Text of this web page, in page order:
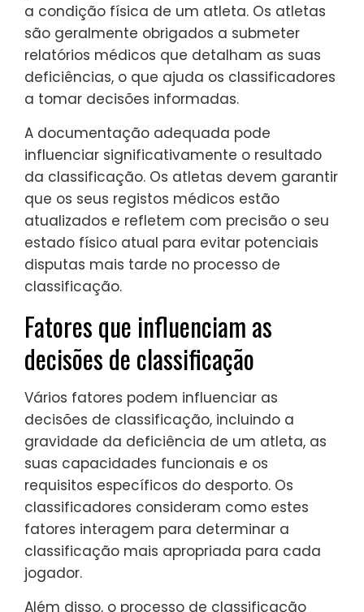
a condição física de um atleta. Os atletas
são geralmente obrigados a submeter
relatórios médicos que detalham as suas
deficiências, o que ajuda os classificadores
a tomar decisões informadas.
A documentação adequada pode
influenciar significativamente o resultado
da classificação. Os atletas devem garantir
que os seus registos médicos estão
atualizados e refletem com precisão o seu
estado físico atual para evitar potenciais
disputas mais tarde no processo de
classificação.
Fatores que influenciam as
decisões de classificação
Vários fatores podem influenciar as
decisões de classificação, incluindo a
gravidade da deficiência de um atleta, as
suas capacidades funcionais e os
requisitos específicos do desporto. Os
classificadores consideram como estes
fatores interagem para determinar a
classificação mais apropriada para cada
jogador.
Além disso, o processo de classificação